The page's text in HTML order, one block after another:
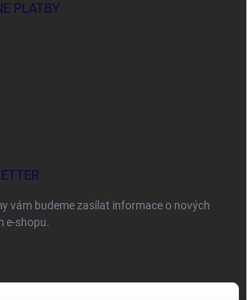
PLATBY
vám budeme zasílat informace o nových
e-shopu.